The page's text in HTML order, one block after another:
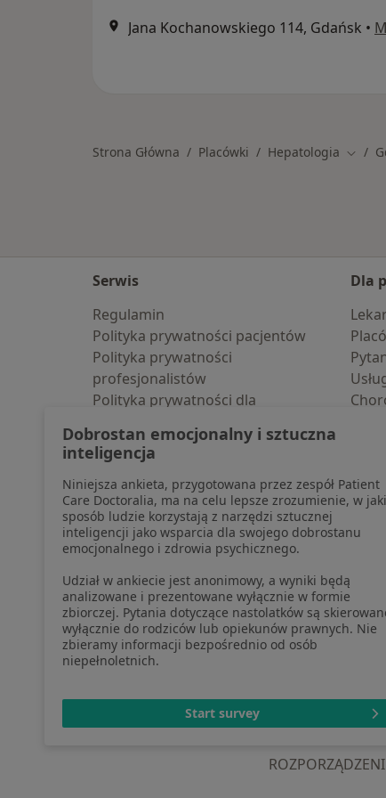
Jana Kochanowskiego 114, Gdańsk •
Strona Główna Placówki Hepatologia Zmień
Serwis
Regulamin
Polityka prywatności pacjentów
Polityka prywatności
profesjonalistów
Polityka prywatności dla
pozyskaliśmy samodzielnie
Polityka cookies
Jak działają wyniki wyszukiwania
Dostępność
O nas
Praca Rekrutujemy!
Partnerzy
Centrum prasowe
Kontakt
Dla
otwiera się w
Dobrostan emocjonalny i sztuczna
inteligencja
Niniejsza ankieta, przygotowana przez zespół Patient
Care Doctoralia, ma na celu lepsze zrozumienie, w jaki
sposób ludzie korzystają z narzędzi sztucznej
inteligencji jako wsparcia dla swojego dobrostanu
emocjonalnego i zdrowia psychicznego.
Udział w ankiecie jest anonimowy, a wyniki będą
analizowane i prezentowane wyłącznie w formie
zbiorczej. Pytania dotyczące nastolatków są
wyłącznie do rodziców lub opiekunów prawnych. Nie
zbieramy informacji bezpośrednio od osób
niepełnoletnich.
Start survey